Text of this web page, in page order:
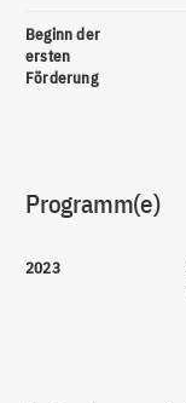
Beginn der
ersten
Förderung
Programm(e)
2023